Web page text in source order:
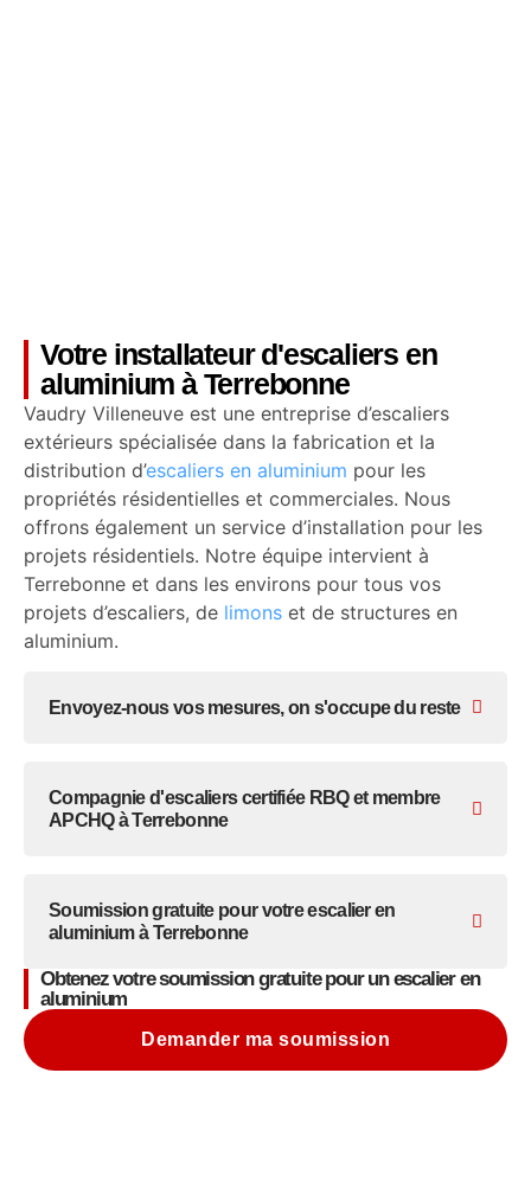
Votre installateur d'escaliers en
aluminium à Terrebonne
Vaudry Villeneuve est une entreprise d’escaliers
extérieurs spécialisée dans la fabrication et la
distribution d’escaliers en aluminium pour les
propriétés résidentielles et commerciales. Nous
offrons également un service d’installation pour les
projets résidentiels. Notre équipe intervient à
Terrebonne et dans les environs pour tous vos
projets d’escaliers, de limons et de structures en
aluminium.
Envoyez-nous vos mesures, on s'occupe du reste
Compagnie d'escaliers certifiée RBQ et membre
APCHQ à Terrebonne
Soumission gratuite pour votre escalier en
aluminium à Terrebonne
Obtenez votre soumission gratuite pour un escalier en
aluminium
Demander ma soumission